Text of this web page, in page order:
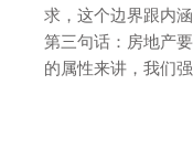
求，这个边界跟内
第三句话：房地产
的属性来讲，我们